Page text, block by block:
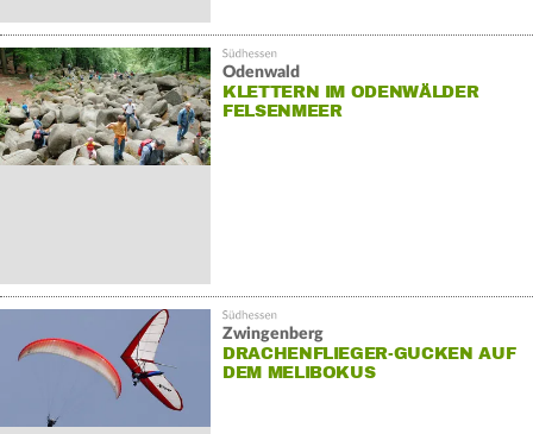
Odenwald
KLETTERN IM ODENWÄLDER
FELSENMEER
Zwingenberg
DRACHENFLIEGER-GUCKEN AUF
DEM MELIBOKUS